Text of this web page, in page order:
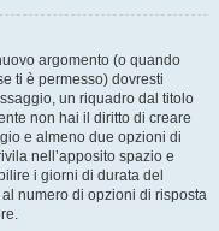
argomento (o quando
ti è permesso) dovresti
un riquadro dal titolo
non hai il diritto di creare
e almeno due opzioni di
nell’apposito spazio e
i giorni di durata del
numero di opzioni di risposta